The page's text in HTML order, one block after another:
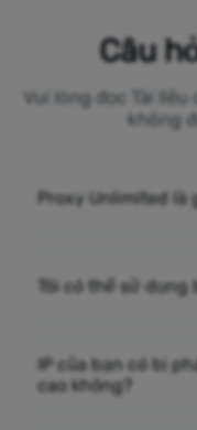
Câu
Vui lòng đọc Tài
không
Proxy Unlimited là
Tôi có thể sử dụng
IP của bạn có bị
cao không?